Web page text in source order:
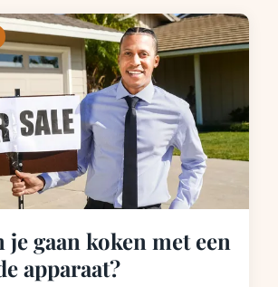
je gaan koken met een
apparaat?